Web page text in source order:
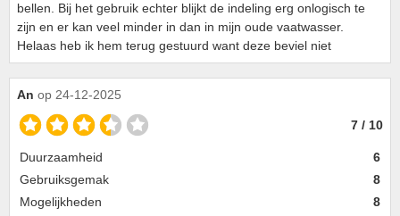
bellen. Bij het gebruik echter blijkt de indeling erg onlogisch te
zijn en er kan veel minder in dan in mijn oude vaatwasser.
Helaas heb ik hem terug gestuurd want deze beviel niet
An op 24-12-2025
7 / 10
Duurzaamheid
6
Gebruiksgemak
8
Mogelijkheden
8